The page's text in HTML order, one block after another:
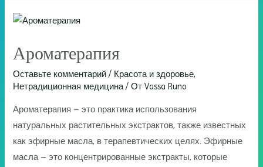
Ароматерапия
Оставьте комментарий / Красота и здоровье,
Нетрадиционная медицина / От Vassa Runo
Ароматерапия – это практика использования
натуральных растительных экстрактов, также известных
как эфирные масла, в терапевтических целях. Эфирные
масла – это концентрированные экстракты, которые